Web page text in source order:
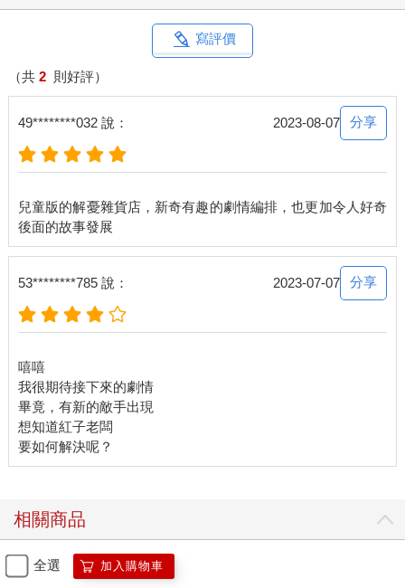
寫評價
（共 2 則好評）
49********032 說： 2023-08-07 分享
兒童版的解憂雜貨店，新奇有趣的劇情編排，也更加令人好奇
53********785 說： 2023-07-07 分享
嘻嘻
我很期待接下來的劇情
畢竟，有新的敵手出現
想知道紅子老闆
相關商品
全選 加入購物車